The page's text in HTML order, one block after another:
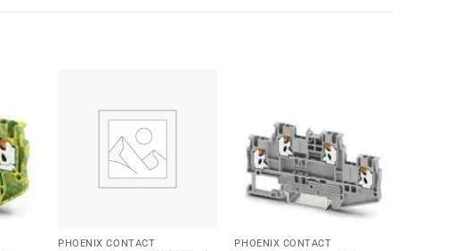
PHOENIX CONTACT PHOENIX CONTACT